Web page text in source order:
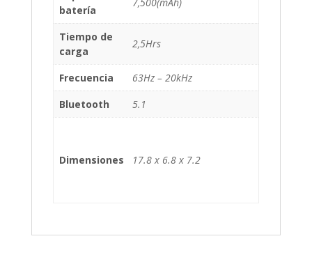
batería
Tiempo de
carga
2,5Hrs
Frecuencia
63Hz – 20kHz
Bluetooth
5.1
Dimensiones 17.8 x 6.8 x 7.2